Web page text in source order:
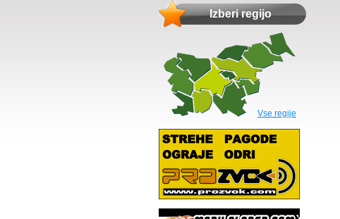
Izberi regijo
Vse regije